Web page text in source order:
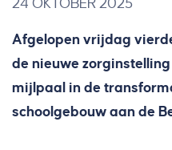
24 OKTOBER 2025
Afgelopen vrijdag
de nieuwe
mijlpaal in de
schoolgebouw aan de